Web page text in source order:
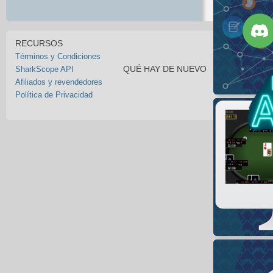
RECURSOS
Términos y Condiciones
SharkScope API
Afiliados y revendedores
Política de Privacidad
QUÉ HAY DE NUEVO